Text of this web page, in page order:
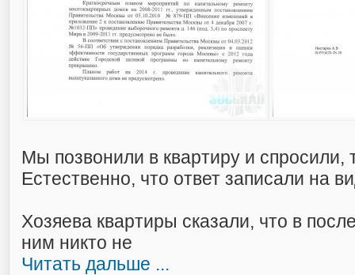
Мы позвонили в квартиру и спросили,
Естественно, что ответ записали на
Хозяева квартиры сказали, что в
ним никто не
Читать дальше ...